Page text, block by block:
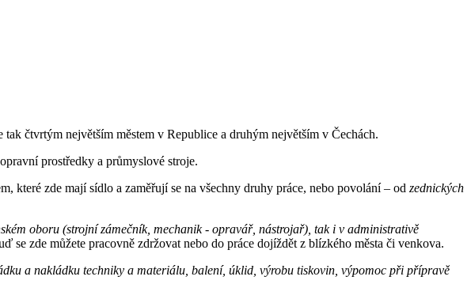
čtvrtým největším městem v Republice a druhým největším v Čechách.
prostředky a průmyslové stroje.
zde mají sídlo a zaměřují se na všechny druhy práce, nebo povolání – od zednických
oboru (strojní zámečník, mechanik - opravář, nástrojař), tak i v administrativě
se zde můžete pracovně zdržovat nebo do práce dojíždět z blízkého města či venkova.
a nakládku techniky a materiálu, balení, úklid, výrobu tiskovin, výpomoc při přípravě